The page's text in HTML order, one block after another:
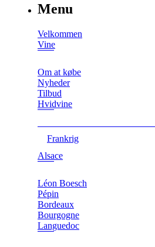
Menu
Velkommen
Vine
Om at købe
Nyheder
Tilbud
Hvidvine
Frankrig
Alsace
Léon Boesch
Pépin
Bordeaux
Bourgogne
Languedoc